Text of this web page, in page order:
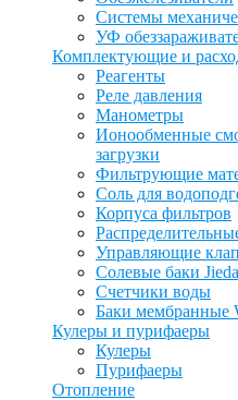
Системы
УФ
Комплектующие и
Реагенты
Реле давления
Манометры
Ионообменные
загрузки
Фильтрующие
Соль для
Корпуса фильтров
Управляющие
Солевые баки
Счетчики воды
Баки мембранные
Кулеры и пурифаеры
Кулеры
Пурифаеры
Отопление